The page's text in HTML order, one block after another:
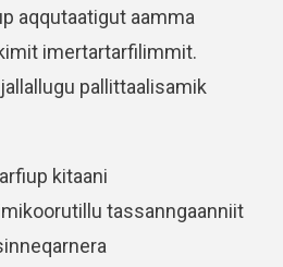
aqqutaatigut aamma
imertartarfilimmit.
pallittaalisamik
kitaani
tassanngaanniit